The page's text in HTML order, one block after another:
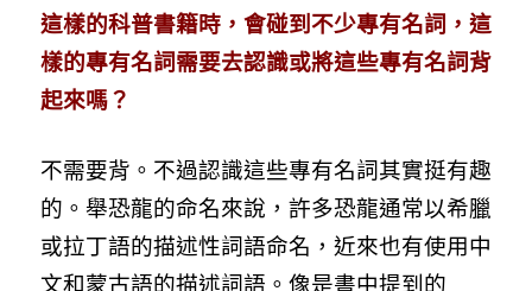
這樣的科普書籍時，會碰到不少專有名詞，這
樣的專有名詞需要去認識或將這些專有名詞背
起來嗎？
不需要背。不過認識這些專有名詞其實挺有趣
的。舉恐龍的命名來說，許多恐龍通常以希臘
或拉丁語的描述性詞語命名，近來也有使用中
文和蒙古語的描述詞語。像是書中提到的